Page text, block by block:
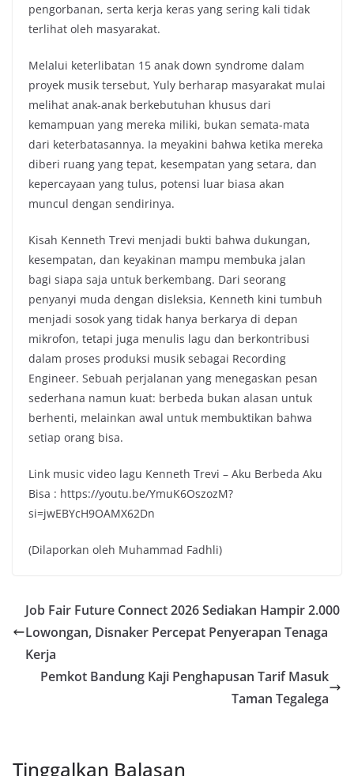
pengorbanan, serta kerja keras yang sering kali tidak
terlihat oleh masyarakat.
Melalui keterlibatan 15 anak down syndrome dalam
proyek musik tersebut, Yuly berharap masyarakat mulai
melihat anak-anak berkebutuhan khusus dari
kemampuan yang mereka miliki, bukan semata-mata
dari keterbatasannya. Ia meyakini bahwa ketika mereka
diberi ruang yang tepat, kesempatan yang setara, dan
kepercayaan yang tulus, potensi luar biasa akan
muncul dengan sendirinya.
Kisah Kenneth Trevi menjadi bukti bahwa dukungan,
kesempatan, dan keyakinan mampu membuka jalan
bagi siapa saja untuk berkembang. Dari seorang
penyanyi muda dengan disleksia, Kenneth kini tumbuh
menjadi sosok yang tidak hanya berkarya di depan
mikrofon, tetapi juga menulis lagu dan berkontribusi
dalam proses produksi musik sebagai Recording
Engineer. Sebuah perjalanan yang menegaskan pesan
sederhana namun kuat: berbeda bukan alasan untuk
berhenti, melainkan awal untuk membuktikan bahwa
setiap orang bisa.
Link music video lagu Kenneth Trevi – Aku Berbeda Aku
Bisa : https://youtu.be/YmuK6OszozM?
si=jwEBYcH9OAMX62Dn
(Dilaporkan oleh Muhammad Fadhli)
Job Fair Future Connect 2026 Sediakan Hampir 2.000
Lowongan, Disnaker Percepat Penyerapan Tenaga
Kerja
Pemkot Bandung Kaji Penghapusan Tarif Masuk
Taman Tegalega
Tinggalkan Balasan